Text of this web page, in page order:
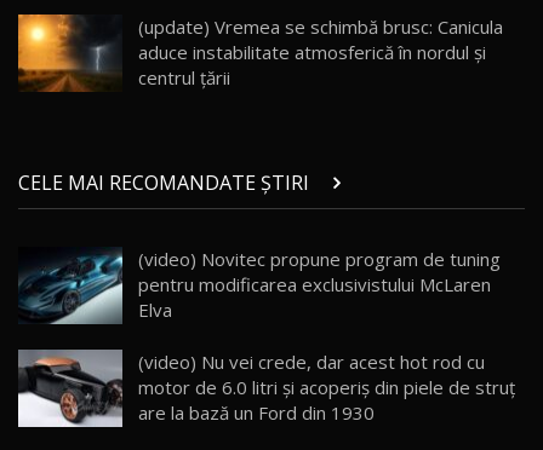
AutoBlog.MD
23:36
20
Noul ZEEKR 7X / Test Drive AutoBlog.MD
29:08
21
AutoBlog.MD
16:59
22
Noua Mazda 6e / Test Drive AutoBlog.MD
26:59
23
Lynk & Co 01 / Test Drive AutoBlog.MD
25:19
(update) Vremea se schimbă brusc: Canicula
aduce instabilitate atmosferică în nordul și
centrul țării
CELE MAI RECOMANDATE ȘTIRI
(video) Novitec propune program de tuning
pentru modificarea exclusivistului McLaren
Elva
(video) Nu vei crede, dar acest hot rod cu
motor de 6.0 litri şi acoperiş din piele de struţ
are la bază un Ford din 1930